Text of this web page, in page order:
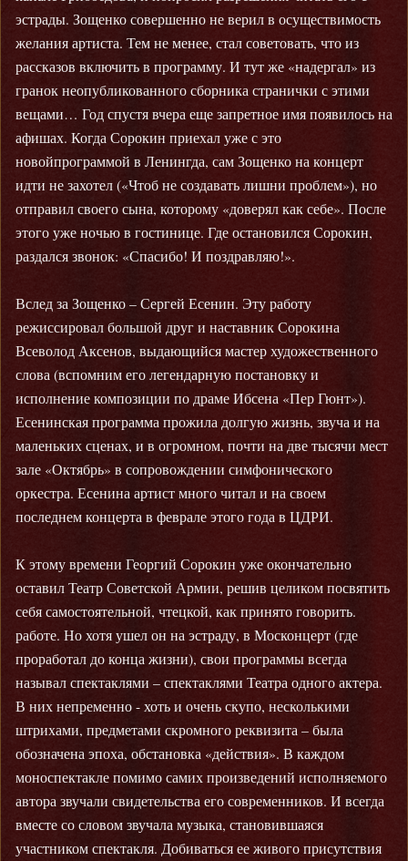
эстрады. Зощенко совершенно не верил в осуществимость
желания артиста. Тем не менее, стал советовать, что из
рассказов включить в программу. И тут же «надергал» из
гранок неопубликованного сборника странички с этими
вещами… Год спустя вчера еще запретное имя появилось на
афишах. Когда Сорокин приехал уже с это
новойпрограммой в Ленингда, сам Зощенко на концерт
идти не захотел («Чтоб не создавать лишни проблем»), но
отправил своего сына, которому «доверял как себе». После
этого уже ночью в гостинице. Где остановился Сорокин,
раздался звонок: «Спасибо! И поздравляю!».
Вслед за Зощенко – Сергей Есенин. Эту работу
режиссировал большой друг и наставник Сорокина
Всеволод Аксенов, выдающийся мастер художественного
слова (вспомним его легендарную постановку и
исполнение композиции по драме Ибсена «Пер Гюнт»).
Есенинская программа прожила долгую жизнь, звуча и на
маленьких сценах, и в огромном, почти на две тысячи мест
зале «Октябрь» в сопровождении симфонического
оркестра. Есенина артист много читал и на своем
последнем концерта в феврале этого года в ЦДРИ.
К этому времени Георгий Сорокин уже окончательно
оставил Театр Советской Армии, решив целиком посвятить
себя самостоятельной, чтецкой, как принято говорить.
работе. Но хотя ушел он на эстраду, в Москонцерт (где
проработал до конца жизни), свои программы всегда
называл спектаклями – спектаклями Театра одного актера.
В них непременно - хоть и очень скупо, несколькими
штрихами, предметами скромного реквизита – была
обозначена эпоха, обстановка «действия». В каждом
моноспектакле помимо самих произведений исполняемого
автора звучали свидетельства его современников. И всегда
вместе со словом звучала музыка, становившаяся
участником спектакля. Добиваться ее живого присутствия